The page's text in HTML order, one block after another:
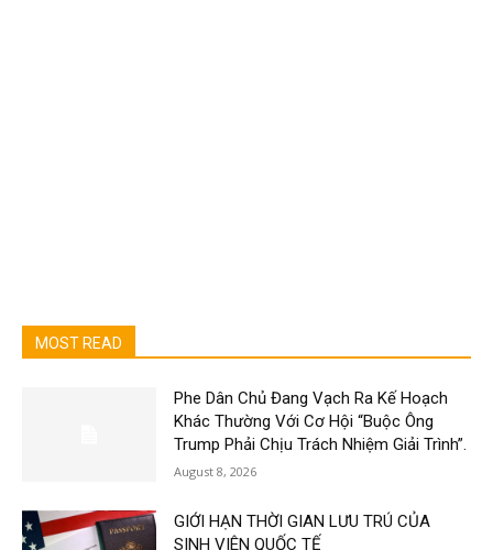
MOST READ
Phe Dân Chủ Đang Vạch Ra Kế Hoạch
Khác Thường Với Cơ Hội “Buộc Ông
Trump Phải Chịu Trách Nhiệm Giải Trình”.
August 8, 2026
GIỚI HẠN THỜI GIAN LƯU TRÚ CỦA
SINH VIÊN QUỐC TẾ